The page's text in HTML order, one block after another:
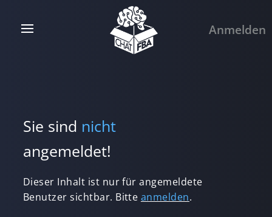
Anmelden
Sie sind nicht
angemeldet!
Dieser Inhalt ist nur für angemeldete
Benutzer sichtbar. Bitte anmelden.